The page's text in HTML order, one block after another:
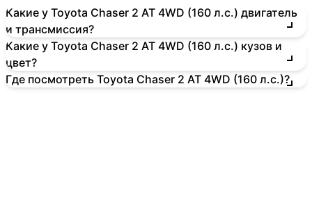
Какие у Toyota Chaser 2 AT 4WD (160 л.с.) двигатель
и трансмиссия?
Какие у Toyota Chaser 2 AT 4WD (160 л.с.) кузов и
цвет?
Где посмотреть Toyota Chaser 2 AT 4WD (160 л.с.)?